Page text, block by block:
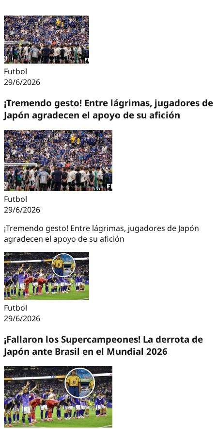
Futbol
29/6/2026
¡Tremendo gesto! Entre lágrimas, jugadores de
Japón agradecen el apoyo de su afición
Futbol
29/6/2026
¡Tremendo gesto! Entre lágrimas, jugadores de Japón
agradecen el apoyo de su afición
Futbol
29/6/2026
¡Fallaron los Supercampeones! La derrota de
Japón ante Brasil en el Mundial 2026